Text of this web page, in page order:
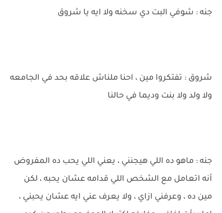
جنه : شوفي البت دي سخنه ولا ايه يا شروق
شروق : تفتكروا مين ، احنا ملناش علاقه بحد في الجامعه
ولا ولد ولا بنت وديما في حالنا
جنه : ماهو ده اللي هيجنني ، يعني اللي يحب ده المفروض
أنه اتعامل مع الشخص اللي قدامه عشان يحبه ، لكن
مين ده ، وعرفني ازاي ، ولا يعرف عني ايه عشان يحبني ،